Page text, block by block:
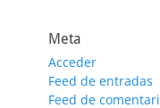
Meta
Acceder
Feed de entradas
Feed de